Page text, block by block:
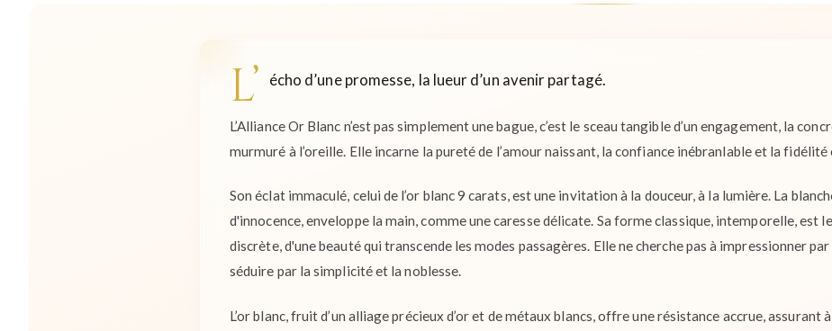
L’ écho d’une promesse, la lueur d’un avenir partagé.
L’Alliance Or Blanc n’est pas simplement une bague, c’est le sceau tangible d’un engagement, la
murmuré à l’oreille. Elle incarne la pureté de l’amour naissant, la confiance inébranlable et la fidélité
Son éclat immaculé, celui de l’or blanc 9 carats, est une invitation à la douceur, à la lumière. La
d'innocence, enveloppe la main, comme une caresse délicate. Sa forme classique, intemporelle, est
discrète, d'une beauté qui transcende les modes passagères. Elle ne cherche pas à impressionner
séduire par la simplicité et la noblesse.
L’or blanc, fruit d’un alliage précieux d’or et de métaux blancs, offre une résistance accrue, assurant